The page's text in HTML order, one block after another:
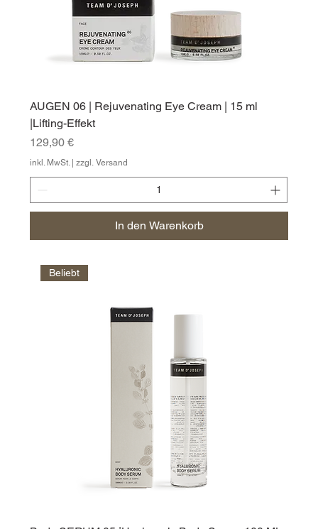
AUGEN 06 | Rejuvenating Eye Cream | 15 ml
|Lifting-Effekt
Preis
129,90 €
inkl. MwSt.|zzgl. Versand
In den Warenkorb
Beliebt